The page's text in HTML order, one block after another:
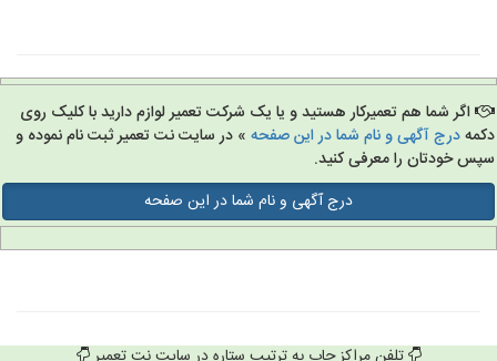
اگر شما هم تعمیرکار هستید و یا یک شرکت تعمیر لوازم دارید با کلیک روی
درج آگهی و نام شما در این صفحه» در سایت نت تعمیر ثبت نام نموده و
خودتان را معرفی کنید.
درج آگهی و نام شما در این صفحه